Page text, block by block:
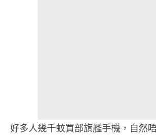
好多人幾千蚊買部旗艦手機，自然